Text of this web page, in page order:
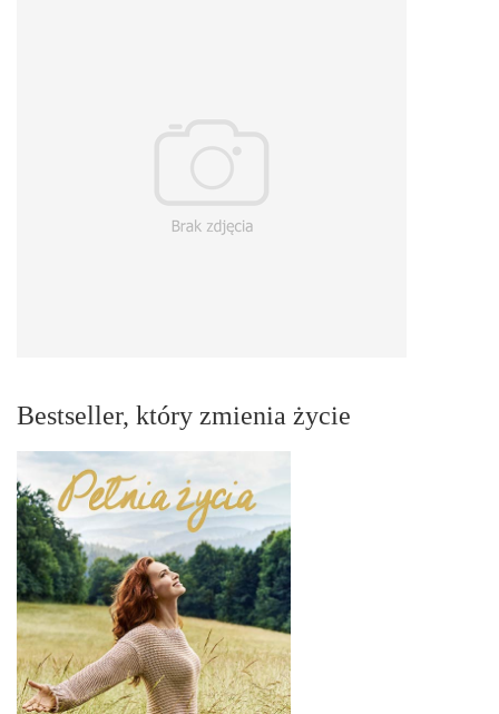
Bestseller, który zmienia życie